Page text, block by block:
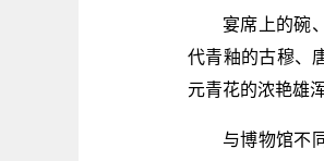
宴席上的碗
代青釉的古穆、
元青花的浓艳雄
与博物馆不